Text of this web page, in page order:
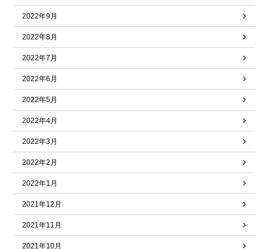
2022年9月
2022年8月
2022年7月
2022年6月
2022年5月
2022年4月
2022年3月
2022年2月
2022年1月
2021年12月
2021年11月
2021年10月